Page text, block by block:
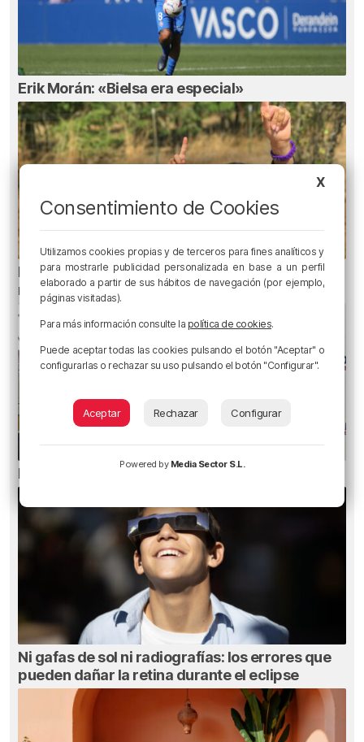
Erik Morán: «Bielsa era especial»
El aviso de los pediatras ante el eclipse: una
mirada puede causar daños irreversibles
El bilbaíno que opta a un récord Guinness
Ni gafas de sol ni radiografías: los errores que
pueden dañar la retina durante el eclipse
X
Consentimiento de Cookies
Utilizamos cookies propias y de terceros para fines analíticos y
para mostrarle publicidad personalizada en base a un perfil
elaborado a partir de sus hábitos de navegación (por ejemplo,
páginas visitadas).
Para más información consulte la política de cookies.
Puede aceptar todas las cookies pulsando el botón "Aceptar" o
configurarlas o rechazar su uso pulsando el botón "Configurar".
Aceptar Rechazar Configurar
Powered by Media Sector S.L.